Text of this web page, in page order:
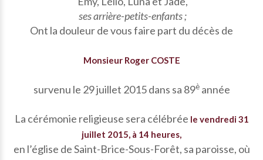
ses arrière-petits-enfants ;
Ont la douleur de vous faire part du décès de
Monsieur Roger COSTE
survenu le 29 juillet 2015 dans sa 89èannée
La cérémonie religieuse sera célébrée le vendredi 31
juillet 2015, à 14 heures,
en l’église de Saint-Brice-Sous-Forêt, sa paroisse, où